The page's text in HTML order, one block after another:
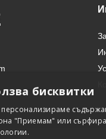
бисквитки
персонализираме
"Приемам" или